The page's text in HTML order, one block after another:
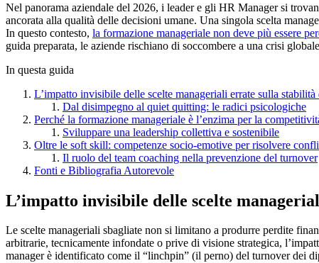
Nel panorama aziendale del 2026, i leader e gli HR Manager si
ancorata alla qualità delle decisioni umane. Una singola scelta
In questo contesto, la formazione manageriale non deve più essere
guida preparata, le aziende rischiano di soccombere a una crisi
In questa guida
L’impatto invisibile delle scelte manageriali errate sulla stabilità
Dal disimpegno al quiet quitting: le radici psicologiche
Perché la formazione manageriale è l’enzima per la
Sviluppare una leadership collettiva e sostenibile
Oltre le soft skill: competenze socio-emotive per risolvere
Il ruolo del team coaching nella prevenzione del turnover
Fonti e Bibliografia Autorevole
L’impatto invisibile delle scelte
Le scelte manageriali sbagliate non si limitano a produrre perdite
arbitrarie, tecnicamente infondate o prive di visione strategica,
manager è identificato come il “linchpin” (il perno) del turnover dei